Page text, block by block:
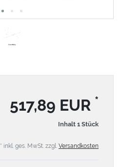
517,89 EUR *
Inhalt 1 Stück
* inkl. ges. MwSt. zzgl. Versandkosten